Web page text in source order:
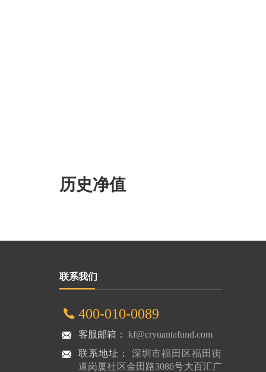
历史净值
联系我们
400-010-0089
客服邮箱：
kf@cryuantafund.com
联系地址：
深圳市福田区福田街
道岗厦社区金田路3086号大百汇广